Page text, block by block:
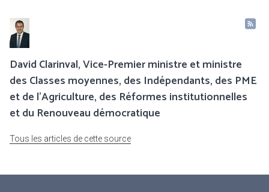
David Clarinval, Vice-Premier ministre et ministre
des Classes moyennes, des Indépendants, des PME
et de l’Agriculture, des Réformes institutionnelles
et du Renouveau démocratique
Tous les articles de cette source